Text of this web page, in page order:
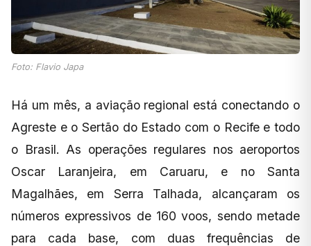
Foto: Flavio Japa
Há um mês, a aviação regional está conectando o
Agreste e o Sertão do Estado com o Recife e todo
o Brasil. As operações regulares nos aeroportos
Oscar Laranjeira, em Caruaru, e no Santa
Magalhães, em Serra Talhada, alcançaram os
números expressivos de 160 voos, sendo metade
para cada base, com duas frequências de